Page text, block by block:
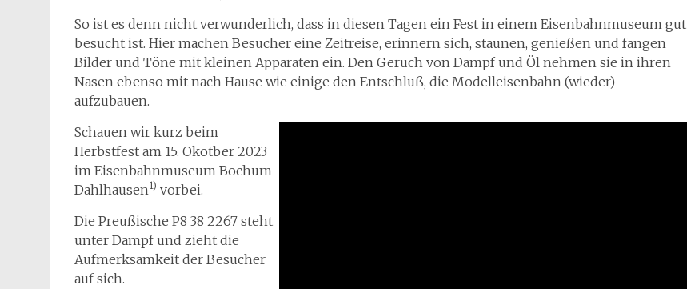
So ist es denn nicht verwunderlich, dass in diesen Tagen ein Fest in einem Eisenbahnmuseum gut
besucht ist. Hier machen Besucher eine Zeitreise, erinnern sich, staunen, genießen und fangen
Bilder und Töne mit kleinen Apparaten ein. Den Geruch von Dampf und Öl nehmen sie in ihren
Nasen ebenso mit nach Hause wie einige den Entschluß, die Modelleisenbahn (wieder)
aufzubauen.
Schauen wir kurz beim
Herbstfest am 15. Okotber 2023
im Eisenbahnmuseum Bochum-
Dahlhausen1) vorbei.
Die Preußische P8 38 2267 steht
unter Dampf und zieht die
Aufmerksamkeit der Besucher
auf sich.